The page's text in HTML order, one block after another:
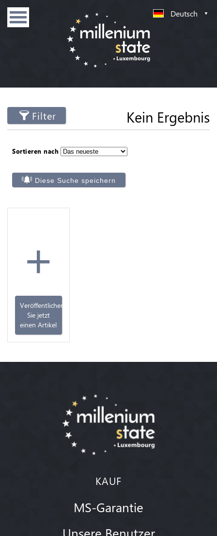
Deutsch
Filter Kein Ergebnis
Sortieren nach
Diese Suche speichern
+
Veröffentlichen
Sie jetzt
einen Artikel
KAUF
MS-Garantie
Unsere Benutzer